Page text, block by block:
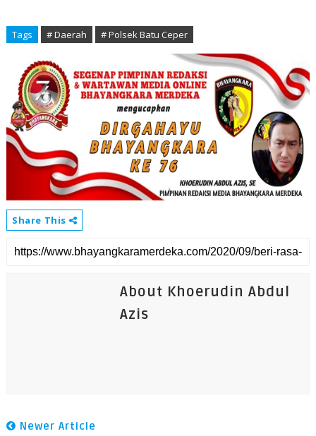
Tags # Daerah # Polsek Batu Ceper
Share This
About Khoerudin Abdul
Azis
Newer Article